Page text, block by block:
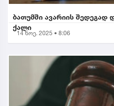
ბათუმში ავარიის შედეგად
ქალი
14 ნოე. 2025 • 8:06